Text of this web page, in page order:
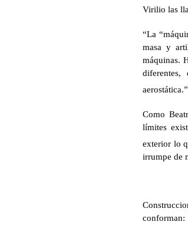
Virilio las
“La
masa y
máquinas.
aerostática.”
Como
límites
exterior lo
irrumpe de
conforman: